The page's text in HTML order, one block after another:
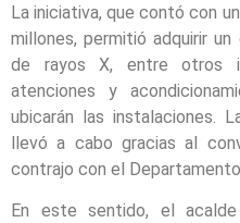
La iniciativa, que contó con
millones, permitió adquirir
de rayos X, entre otros
atenciones y
ubicarán las instalaciones.
llevó a cabo gracias al
contrajo con el
En este sentido, el